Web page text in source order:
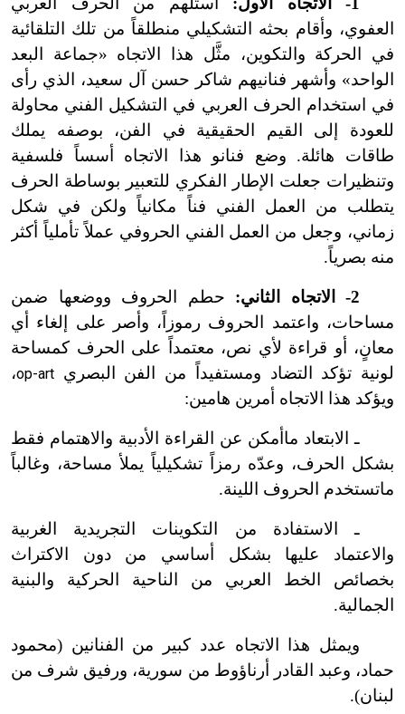
العفوي، وأقام بحثه التشكيلي منطلقاً من تلك التلقائية
في الحركة والتكوين، مثَّل هذا الاتجاه «جماعة البعد
الواحد» وأشهر فنانيهم شاكر حسن آل سعيد، الذي رأى
في استخدام الحرف العربي في التشكيل الفني محاولة
للعودة إلى القيم الحقيقية في الفن، بوصفه يملك
طاقات هائلة. وضع فنانو هذا الاتجاه أسساً فلسفية
وتنظيرات جعلت الإطار الفكري للتعبير بوساطة الحرف
يتطلب من العمل الفني فناً مكانياً ولكن في شكل
زماني، وجعل من العمل الفني الحروفي عملاً تأملياً أكثر
منه بصرياً.
2
-الاتجاه الثاني: حطم الحروف ووضعها ضمن
مساحات، واعتمد الحروف رموزاً، وأصر على إلغاء أي
معانٍ، أو قراءة لأي نص، معتمداً على الحرف كمساحة
لونية تؤكد التضاد ومستفيداً من الفن البصري op-art،
ويؤكد هذا الاتجاه أمرين هامين:
ـ الابتعاد ما أمكن عن القراءة الأدبية والاهتمام فقط
بشكل الحرف، وعدّه رمزاً تشكيلياً يملأ مساحة، وغالباً
ماتستخدم الحروف اللينة.
ـ الاستفادة من التكوينات التجريدية الغربية
والاعتماد عليها بشكل أساسي من دون الاكتراث
بخصائص الخط العربي من الناحية الحركية والبنية
الجمالية.
ويمثل هذا الاتجاه عدد كبير من الفنانين (محمود
حماد، وعبد القادر أرناؤوط من سورية، ورفيق شرف من
لبنان).